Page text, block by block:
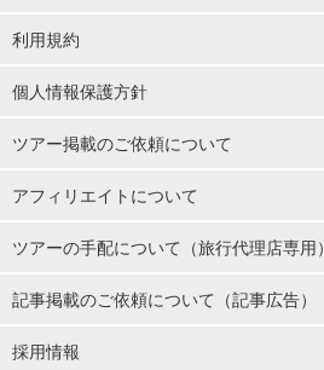
利用規約
個人情報保護方針
ツアー掲載のご依頼について
アフィリエイトについて
ツアーの手配について（旅行代理店専用）
記事掲載のご依頼について（記事広告）
採用情報